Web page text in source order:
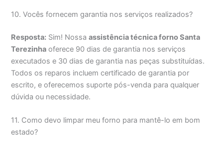
10. Vocês fornecem garantia nos serviços realizados?
Resposta: Sim! Nossaassistência técnica forno Santa
Terezinha oferece 90 dias de garantia nos serviços
executados e 30 dias de garantia nas peças substituídas.
Todos os reparos incluem certificado de garantia por
escrito, e oferecemos suporte pós-venda para qualquer
dúvida ou necessidade.
11. Como devo limpar meu forno para mantê-lo em bom
estado?